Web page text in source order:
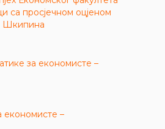
са просјечном оцјеном
Шкипина
за економисте –
економисте –